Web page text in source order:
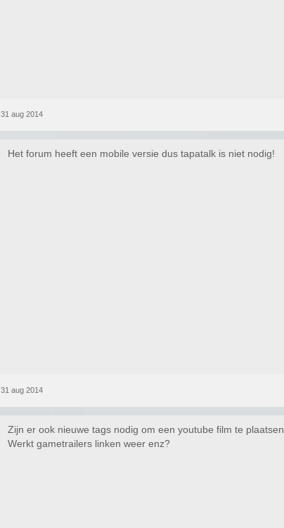
31 aug 2014
Het forum heeft een mobile versie dus tapatalk is niet nodig!
31 aug 2014
Zijn er ook nieuwe tags nodig om een youtube film te plaatsen.
Werkt gametrailers linken weer enz?